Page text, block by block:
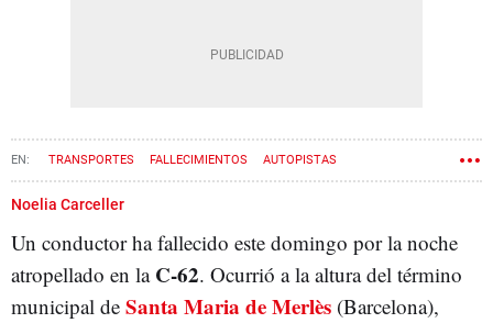
TRANSPORTES FALLECIMIENTOS AUTOPISTAS
Noelia Carceller
Un conductor ha fallecido este domingo por la noche
atropellado en la C-62. Ocurrió a la altura del término
municipal de Santa Maria de Merlès (Barcelona),